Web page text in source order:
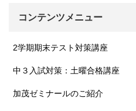
コンテンツメニュー
2学期期末テスト対策講座
中３入試対策：土曜合格講座
加茂ゼミナールのご紹介